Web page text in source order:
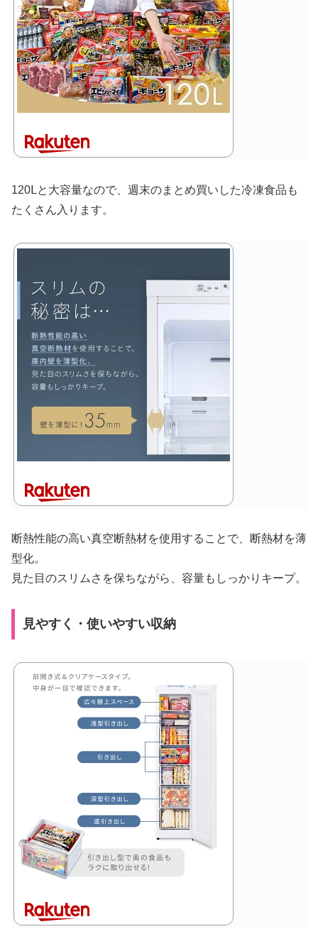
120Ⅼと大容量なので、週末のまとめ買いした冷凍食品も
たくさん入ります。
断熱性能の高い真空断熱材を使用することで、断熱材を薄
型化。
見た目のスリムさを保ちながら、容量もしっかりキープ。
見やすく・使いやすい収納